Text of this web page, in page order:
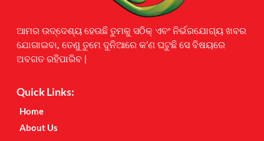
ଆମର ଉଦ୍ଦେଶ୍ୟ ହେଉଛି ତୁମକୁ ସଠିକ୍ ଏବଂ ନିର୍ଭରଯୋଗ୍ୟ ଖବର
ଯୋଗାଇବା, ତେଣୁ ତୁମେ ଦୁନିଆରେ କ’ଣ ଘଟୁଛି ସେ ବିଷୟରେ
ଅବଗତ ରହିପାରିବ |
Quick Links:
Home
About Us